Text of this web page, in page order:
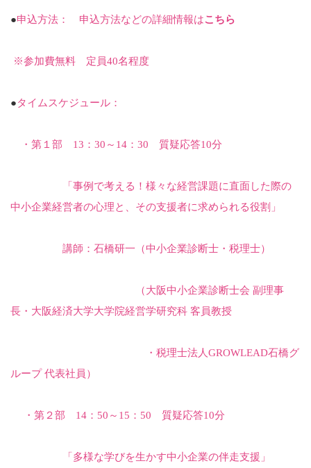
●申込方法： 申込方法などの詳細情報はこちら
※参加費無料 定員40名程度
●タイムスケジュール：
・第１部 13 ： 30 ～ 14 ： 30 質疑応答10分
「事例で考える！様々な経営課題に直面した際の
中小企業経営者の心理と、 その支援者に求められる役割」
講師：石橋研一（中小企業診断士・税理士）
（大阪中小企業診断士会 副理事
長・大阪経済大学大学院経営学研究科 客員教授
・税理士法人GROWLEAD石橋グ
ループ 代表社員）
・第２部 14 ： 50 ～ 15 ： 50 質疑応答10分
「多様な学びを生かす中小企業の伴走支援」